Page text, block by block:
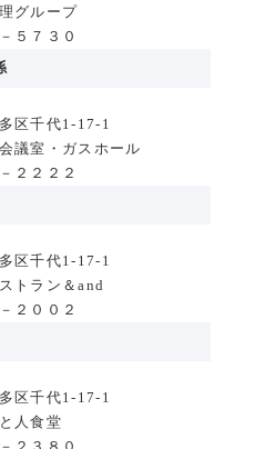
グループ
５７３０
区千代1-17-1
議室・ガスホール
２２２２
区千代1-17-1
トラン＆and
２００２
区千代1-17-1
人食堂